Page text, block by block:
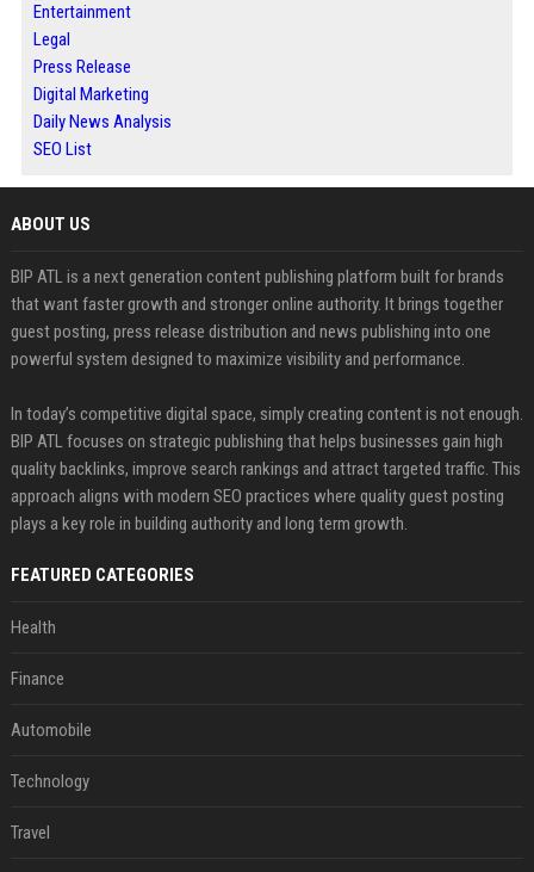
Entertainment
Legal
Press Release
Digital Marketing
Daily News Analysis
SEO List
ABOUT US
BIP ATL is a next generation content publishing platform built for brands
that want faster growth and stronger online authority. It brings together
guest posting, press release distribution and news publishing into one
powerful system designed to maximize visibility and performance.
In today’s competitive digital space, simply creating content is not enough.
BIP ATL focuses on strategic publishing that helps businesses gain high
quality backlinks, improve search rankings and attract targeted traffic. This
approach aligns with modern SEO practices where quality guest posting
plays a key role in building authority and long term growth.
FEATURED CATEGORIES
Health
Finance
Automobile
Technology
Travel